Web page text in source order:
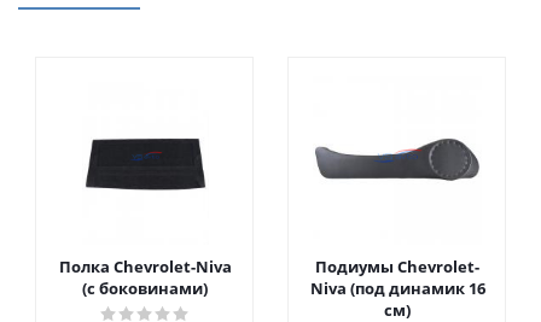
Полка Chevrolet-Niva
(с боковинами)
Подиумы Chevrolet-
Niva (под динамик 16
см)